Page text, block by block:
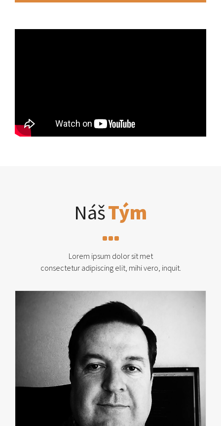
NášTým
Lorem ipsum dolor sit met
consectetur adipiscing elit, mihi vero, inquit.